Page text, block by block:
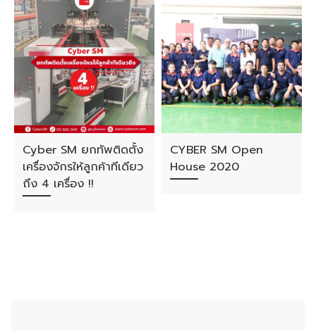
Cyber SM ยกทัพติดตั้ง
เครื่องจักรให้ลูกค้าทีเดียว
ถึง 4 เครื่อง !!
CYBER SM Open
House 2020